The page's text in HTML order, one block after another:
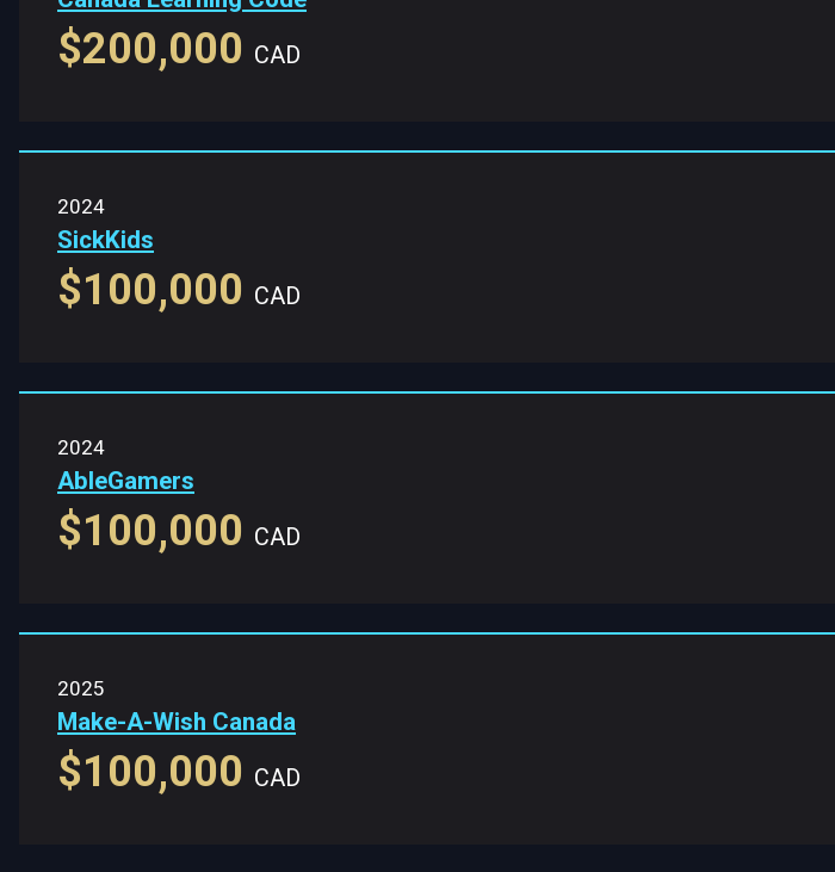
$200,000 CAD
2024
SickKids
$100,000 CAD
2024
AbleGamers
$100,000 CAD
2025
Make-A-Wish Canada
$100,000 CAD